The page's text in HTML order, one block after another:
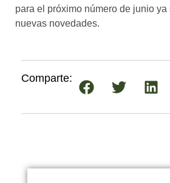
para el próximo número de junio
nuevas novedades.
Comparte: